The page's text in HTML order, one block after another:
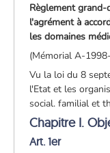
Règlement
l'agrément à
les domaines
(Mémorial A-
Vu la loi du 8
l'Etat et les
social. familial et
Chapitre I.
Art. 1er